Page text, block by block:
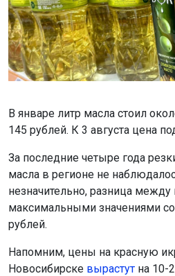
В январе литр масла стоил
145 рублей. К 3 августа цена
За последние четыре года
масла в регионе не
незначительно, разница
максимальными значениями
рублей.
Напомним, цены на красную
Новосибирске вырастут на 10-